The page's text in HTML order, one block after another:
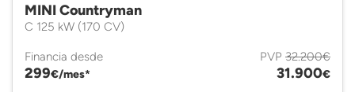
MINI Countryman
C 125 kW (170 CV)
Financia desde
299€/mes*
PVP 32.200€
31.900€